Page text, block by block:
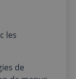
les
de